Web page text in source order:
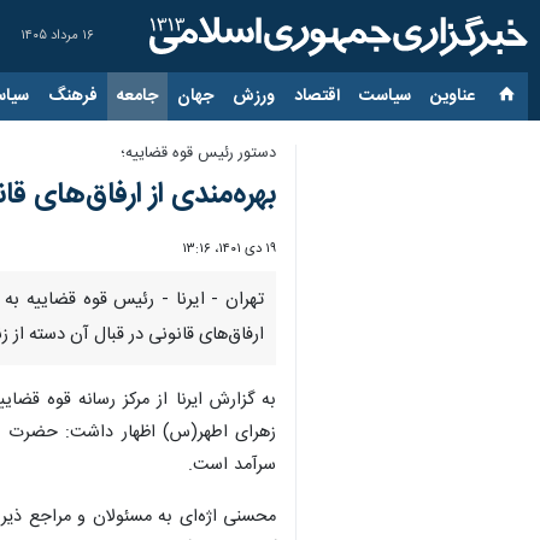
۱۶ مرداد ۱۴۰۵
عناوین‌ سیاست اقتصاد ورزش جهان جامعه فرهنگ
دستور رئیس قوه قضاییه؛
بهره‌مندی از ارفاق‌های
۱۹ دی ۱۴۰۱، ۱۳:۱۶